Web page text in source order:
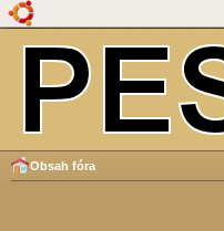
Obsah fóra